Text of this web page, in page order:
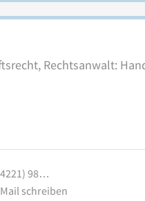
Rechtsanwalt:
98…
schreiben